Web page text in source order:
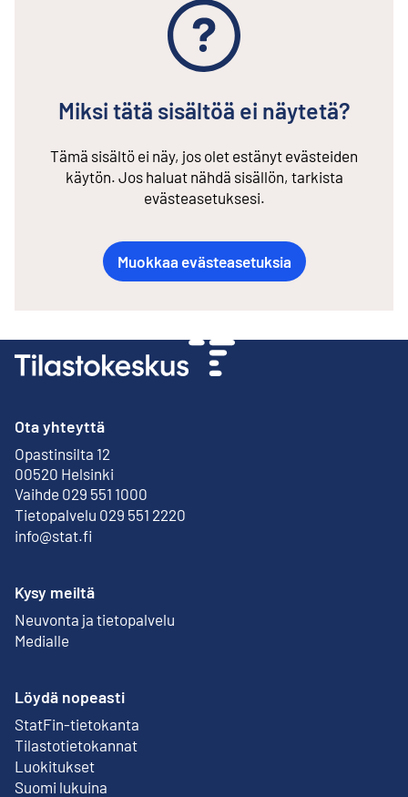
Miksi tätä sisältöä ei näytetä?
Tämä sisältö ei näy, jos olet estänyt evästeiden
käytön. Jos haluat nähdä sisällön, tarkista
evästeasetuksesi.
Muokkaa evästeasetuksia
Ota yhteyttä
Opastinsilta 12
00520 Helsinki
Ulkoinen linkki
Vaihde 029 551 1000
Tietopalvelu 029 551 2220
info@stat.fi
Kysy meiltä
Neuvonta ja tietopalvelu
Medialle
Löydä nopeasti
StatFin-tietokanta
Ulkoinen linkki
Tilastotietokannat
Luokitukset
Suomi lukuina